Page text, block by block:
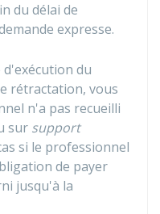
du délai de
expresse.
d'exécution du
rétractation, vous
n'a pas recueilli
sur support
si le professionnel
de payer
jusqu'à la